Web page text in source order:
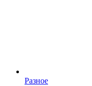
Разное